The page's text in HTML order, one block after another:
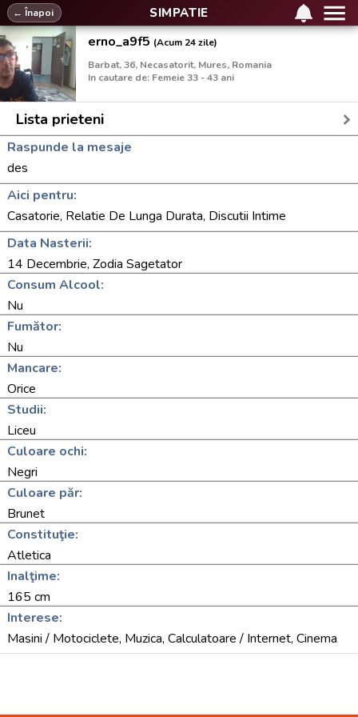
SIMPATIE
← Înapoi
erno_a9f5 (Acum 24 zile)
Barbat, 36, Necasatorit, Mures, Romania
In cautare de: Femeie 33 - 43 ani
Lista prieteni
Raspunde la mesaje
des
Aici pentru:
Casatorie, Relatie De Lunga Durata, Discutii Intime
Data Nasterii:
14 Decembrie, Zodia Sagetator
Consum Alcool:
Nu
Fumător:
Nu
Mancare:
Orice
Studii:
Liceu
Culoare ochi:
Negri
Culoare păr:
Brunet
Constituţie:
Atletica
Inalţime:
165 cm
Interese:
Masini / Motociclete, Muzica, Calculatoare / Internet, Cinema